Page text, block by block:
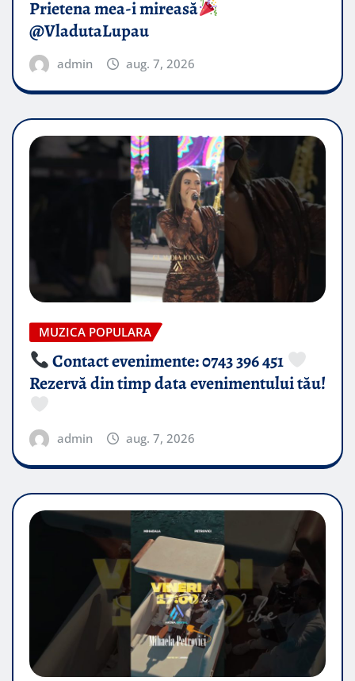
Prietena mea-i mireasă​
@VladutaLupau
admin aug. 7, 2026
MUZICA POPULARA
Contact evenimente: 0743 396 451
Rezervă din timp data evenimentului tău!
admin aug. 7, 2026